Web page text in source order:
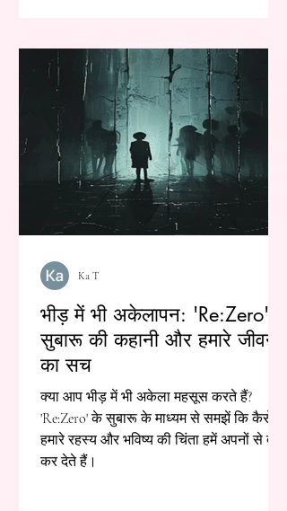
भीड़ में भी अकेलापन: 'Re:Zero' के
सुबारू की कहानी और हमारे जीवन
का सच
क्या आप भीड़ में भी अकेला महसूस करते हैं?
'Re:Zero' के सुबारू के माध्यम से समझें कि कैसे
हमारे रहस्य और भविष्य की चिंता हमें अपनों से दूर
कर देते हैं।
Ka T